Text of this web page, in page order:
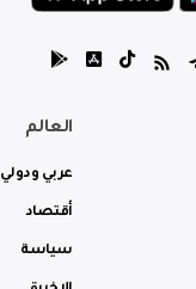
العالم
عربي ودولي
أقتصاد
سياسة